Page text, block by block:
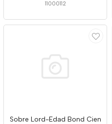
11000112
Sobre Lord-Edad Bond Cien